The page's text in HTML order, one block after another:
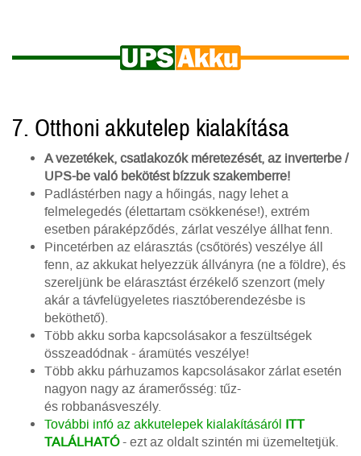
7. Otthoni akkutelep kialakítása
A vezetékek, csatlakozók méretezését, az inverterbe /
UPS-be való bekötést bízzuk szakemberre!
Padlástérben nagy a hőingás, nagy lehet a
felmelegedés (élettartam csökkenése!), extrém
esetben páraképződés, zárlat veszélye állhat fenn.
Pincetérben az elárasztás (csőtörés) veszélye áll
fenn, az akkukat helyezzük állványra (ne a földre), és
szereljünk be elárasztást érzékelő szenzort (mely
akár a távfelügyeletes riasztóberendezésbe is
beköthető).
Több akku sorba kapcsolásakor a feszültségek
összeadódnak - áramütés veszélye!
Több akku párhuzamos kapcsolásakor zárlat esetén
nagyon nagy az áramerősség: tűz-
és robbanásveszély.
További infó az akkutelepek kialakításáról ITT
TALÁLHATÓ- ezt az oldalt szintén mi üzemeltetjük.